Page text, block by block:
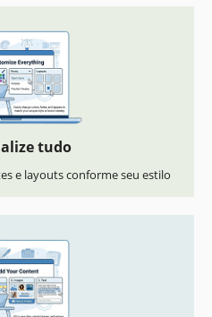
tudo
e layouts conforme seu estilo